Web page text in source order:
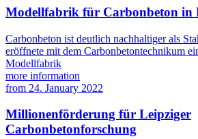
Modellfabrik für Carbonbeton in
Carbonbeton ist deutlich nachhaltiger als
eröffnete mit dem Carbonbetontechnikum
Modellfabrik
more information
from 24. January 2022
Millionenförderung für Leipziger
Carbonbetonforschung